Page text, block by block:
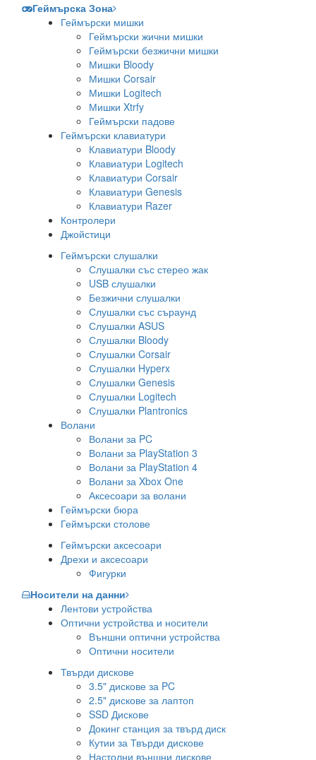
Геймърска Зона
Геймърски мишки
Геймърски жични мишки
Геймърски безжични мишки
Мишки Bloody
Мишки Corsair
Мишки Logitech
Мишки Xtrfy
Геймърски падове
Геймърски клавиатури
Клавиатури Bloody
Клавиатури Logitech
Клавиатури Corsair
Клавиатури Genesis
Клавиатури Razer
Контролери
Джойстици
Геймърски слушалки
Слушалки със стерео жак
USB слушалки
Безжични слушалки
Слушалки със съраунд
Слушалки ASUS
Слушалки Bloody
Слушалки Corsair
Слушалки Hyperx
Слушалки Genesis
Слушалки Logitech
Слушалки Plantronics
Волани
Волани за PC
Волани за PlayStation 3
Волани за PlayStation 4
Волани за Xbox One
Аксесоари за волани
Геймърски бюра
Геймърски столове
Геймърски аксесоари
Дрехи и аксесоари
Фигурки
Носители на данни
Лентови устройства
Оптични устройства и носители
Външни оптични устройства
Оптични носители
Твърди дискове
3.5" дискове за PC
2.5" дискове за лаптоп
SSD Дискове
Докинг станция за твърд диск
Кутии за Твърди дискове
Настолни външни дискове